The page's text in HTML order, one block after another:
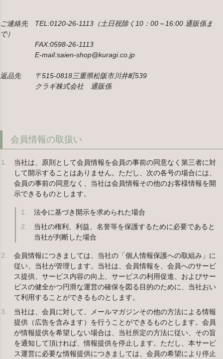
ご連絡先 TEL:0120-26-1113（土日祝除く10：00～16:00 通販係ま
で）
FAX:0598-26-1113
E-mail:saien-shop@kuragi.co.jp
返品先 〒515-0818三重県松阪市川井町539
クラギ株式会社 通販係
会員情報の取扱い
当社は、原則として会員情報を会員の事前の同意なく第三者に対
して開示することはありません。ただし、次の各号の場合には、
会員の事前の同意なく、当社は会員情報その他のお客様情報を開
示できるものとします。
法令に基づき開示を求められた場合
当社の権利、利益、名誉等を保護するために必要であると
当社が判断した場合
会員情報につきましては、当社の「個人情報保護への取組み」に
従い、当社が管理します。当社は、会員情報を、会員へのサービ
ス提供、サービス内容の向上、サービスの利用促進、およびサー
ビスの健全かつ円滑な運営の確保を図る目的のために、当社おい
て利用することができるものとします。
当社は、会員に対して、メールマガジンその他の方法による情報
提供（広告を含みます）を行うことができるものとします。会員
が情報提供を希望しない場合は、当社所定の方法に従い、その旨
を通知して頂ければ、情報提供を停止します。ただし、本サービ
ス運営に必要な情報提供につきましては、会員の希望により停止